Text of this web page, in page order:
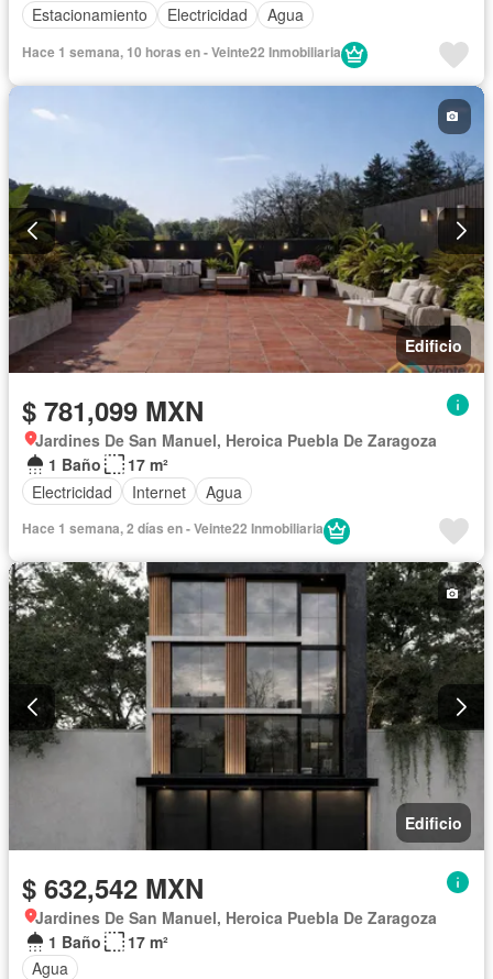
Estacionamiento
Electricidad Agua
Hace 1 semana, 10 horas en - Veinte22 Inmobiliaria
Edificio
$ 781,099 MXN
Jardines De San Manuel, Heroica Puebla De Zaragoza
1 Baño
17 m²
Electricidad
Internet Agua
Hace 1 semana, 2 días en - Veinte22 Inmobiliaria
Edificio
$ 632,542 MXN
Jardines De San Manuel, Heroica Puebla De Zaragoza
1 Baño
17 m²
Agua